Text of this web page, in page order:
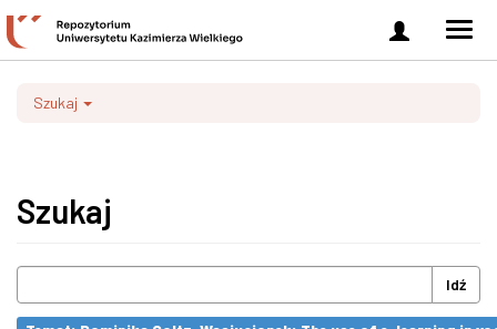
Zaloguj
się
Szukaj
Szukaj
Idź